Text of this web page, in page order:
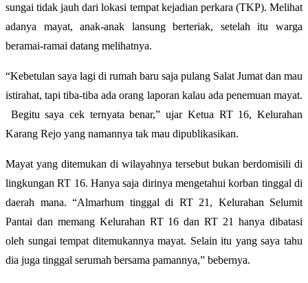
sungai tidak jauh dari lokasi tempat kejadian perkara (TKP). Melihat
adanya mayat, anak-anak lansung berteriak, setelah itu warga
beramai-ramai datang melihatnya.
“Kebetulan saya lagi di rumah baru saja pulang Salat Jumat dan mau
istirahat, tapi tiba-tiba ada orang laporan kalau ada penemuan mayat.
Begitu saya cek ternyata benar,” ujar Ketua RT 16, Kelurahan
Karang Rejo yang namannya tak mau dipublikasikan.
Mayat yang ditemukan di wilayahnya tersebut bukan berdomisili di
lingkungan RT 16. Hanya saja dirinya mengetahui korban tinggal di
daerah mana. “Almarhum tinggal di RT 21, Kelurahan Selumit
Pantai dan memang Kelurahan RT 16 dan RT 21 hanya dibatasi
oleh sungai tempat ditemukannya mayat. Selain itu yang saya tahu
dia juga tinggal serumah bersama pamannya,” bebernya.